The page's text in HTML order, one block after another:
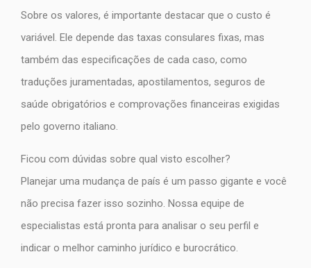
Sobre os valores, é importante destacar que o custo é
variável. Ele depende das taxas consulares fixas, mas
também das especificações de cada caso, como
traduções juramentadas, apostilamentos, seguros de
saúde obrigatórios e comprovações financeiras exigidas
pelo governo italiano.
Ficou com dúvidas sobre qual visto escolher?
Planejar uma mudança de país é um passo gigante e você
não precisa fazer isso sozinho. Nossa equipe de
especialistas está pronta para analisar o seu perfil e
indicar o melhor caminho jurídico e burocrático.